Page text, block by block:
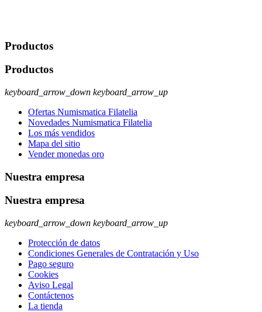
Productos
Productos
keyboard_arrow_down keyboard_arrow_up
Ofertas Numismatica Filatelia
Novedades Numismatica Filatelia
Los más vendidos
Mapa del sitio
Vender monedas oro
Nuestra empresa
Nuestra empresa
keyboard_arrow_down keyboard_arrow_up
Protección de datos
Condiciones Generales de Contratación y Uso
Pago seguro
Cookies
Aviso Legal
Contáctenos
La tienda